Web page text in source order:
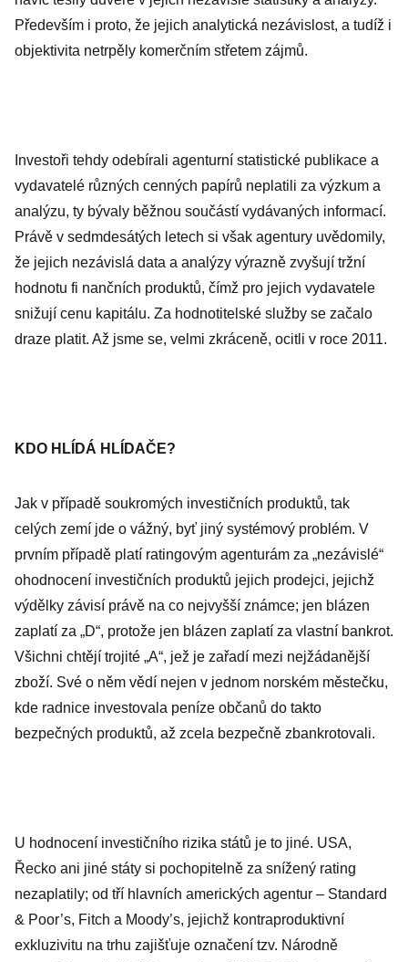
Především i proto, že jejich analytická nezávislost, a tudíž i
objektivita netrpěly komerčním střetem zájmů.
Investoři tehdy odebírali agenturní statistické publikace a
vydavatelé různých cenných papírů neplatili za výzkum a
analýzu, ty bývaly běžnou součástí vydávaných informací.
Právě v sedmdesátých letech si však agentury uvědomily,
že jejich nezávislá data a analýzy výrazně zvyšují tržní
hodnotu fi nančních produktů, čímž pro jejich vydavatele
snižují cenu kapitálu. Za hodnotitelské služby se začalo
draze platit. Až jsme se, velmi zkráceně, ocitli v roce 2011.
KDO HLÍDÁ HLÍDAČE?
Jak v případě soukromých investičních produktů, tak
celých zemí jde o vážný, byť jiný systémový problém. V
prvním případě platí ratingovým agenturám za „nezávislé“
ohodnocení investičních produktů jejich prodejci, jejichž
výdělky závisí právě na co nejvyšší známce; jen blázen
zaplatí za „D“, protože jen blázen zaplatí za vlastní bankrot.
Všichni chtějí trojité „A“, jež je zařadí mezi nejžádanější
zboží. Své o něm vědí nejen v jednom norském městečku,
kde radnice investovala peníze občanů do takto
bezpečných produktů, až zcela bezpečně zbankrotovali.
U hodnocení investičního rizika států je to jiné. USA,
Řecko ani jiné státy si pochopitelně za snížený rating
nezaplatily; od tří hlavních amerických agentur – Standard
& Poor’s, Fitch a Moody’s, jejichž kontraproduktivní
exkluzivitu na trhu zajišťuje označení tzv. Národně